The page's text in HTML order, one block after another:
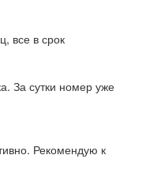
все в срок
За сутки номер уже
Рекомендую к